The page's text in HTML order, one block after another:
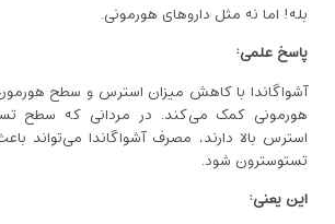
بله! اما نه مثل داروهای هورمونی.
پاسخ علمی:
آشواگاندا با کاهش میزان استرس و سطح هورمون
هورمونی کمک می‌کند. در مردانی که سطح
استرس بالا دارند، مصرف آشواگاندا می‌تواند
تستوسترون شود.
این یعنی: